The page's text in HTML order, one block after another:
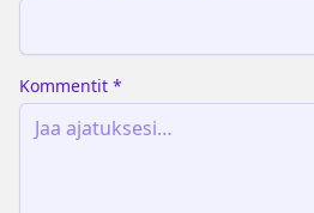
Kommentit *